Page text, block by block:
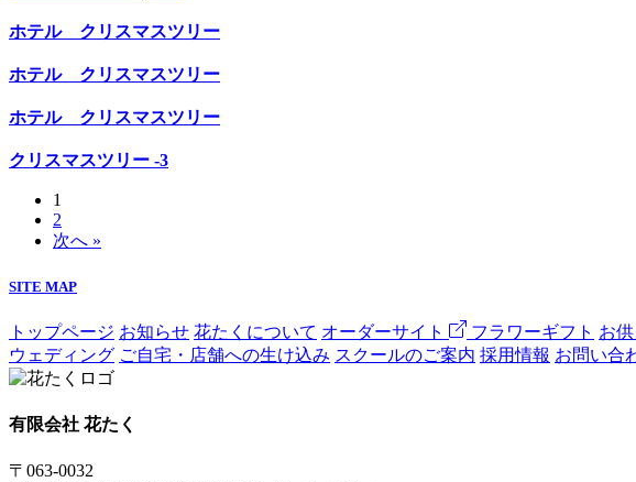
ホテル クリスマスツリー
ホテル クリスマスツリー
ホテル クリスマスツリー
クリスマスツリー -3
1
2
次へ »
SITE MAP
トップページ お知らせ 花たくについて オーダーサイト フラワーギフト お
ウェディング ご自宅・店舗への生け込み スクールのご案内 採用情報 お問い合
有限会社 花たく
〒063-0032